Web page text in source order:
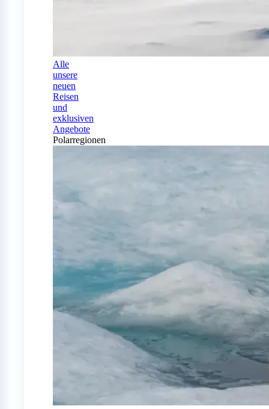
Alle
unsere
neuen
Reisen
und
exklusiven
Angebote
Polarregionen